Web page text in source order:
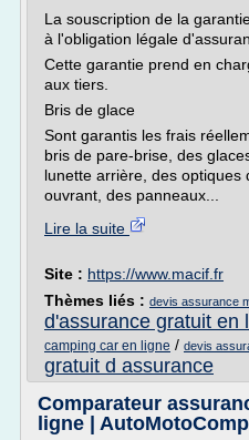
La souscription de la
à l'obligation légale
Cette garantie prend en
aux tiers.
Bris de glace
Sont garantis les frais
bris de pare-brise, des
lunette arrière, des
ouvrant, des panneaux...
Lire la suite
Site : https://www.macif.fr
Thèmes liés : devis assurance
d'assurance gratuit en
camping car en ligne / devis
gratuit d assurance
Comparateur
ligne |